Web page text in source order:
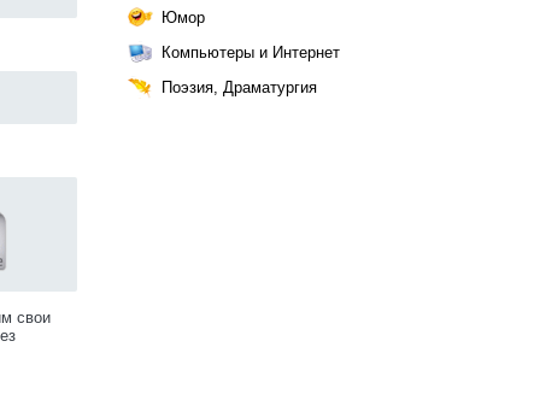
свои
Юмор
Компьютеры и Интернет
Поэзия, Драматургия